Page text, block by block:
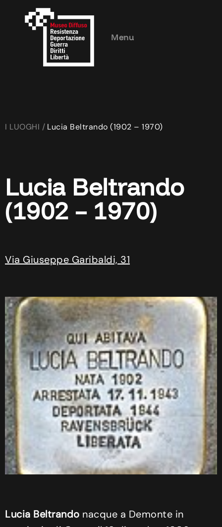
Menu
I LUOGHI / Lucia Beltrando (1902 – 1970)
Lucia Beltrando
(1902 – 1970)
Via Giuseppe Garibaldi, 31
Lucia Beltrando nacque a Demonte in